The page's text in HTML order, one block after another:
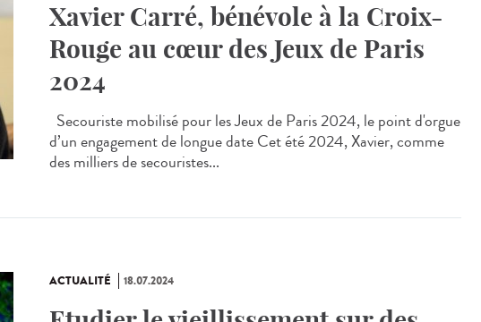
Xavier Carré, bénévole à la Croix-
Rouge au cœur des Jeux de Paris
2024
Secouriste mobilisé pour les Jeux de Paris 2024, le point d'orgue
d’un engagement de longue date Cet été 2024, Xavier, comme
des milliers de secouristes...
ACTUALITÉ 18.07.2024